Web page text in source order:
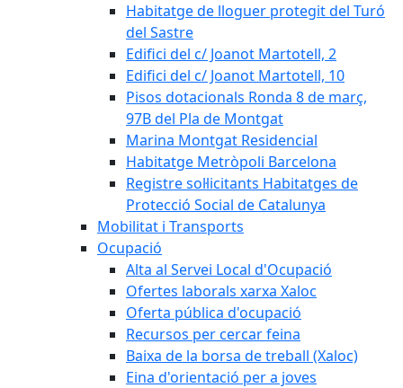
Habitatge de lloguer protegit del Turó
del Sastre
Edifici del c/ Joanot Martotell, 2
Edifici del c/ Joanot Martotell, 10
Pisos dotacionals Ronda 8 de març,
97B del Pla de Montgat
Marina Montgat Residencial
Habitatge Metròpoli Barcelona
Registre sol·licitants Habitatges de
Protecció Social de Catalunya
Mobilitat i Transports
Ocupació
Alta al Servei Local d'Ocupació
Ofertes laborals xarxa Xaloc
Oferta pública d'ocupació
Recursos per cercar feina
Baixa de la borsa de treball (Xaloc)
Eina d'orientació per a joves